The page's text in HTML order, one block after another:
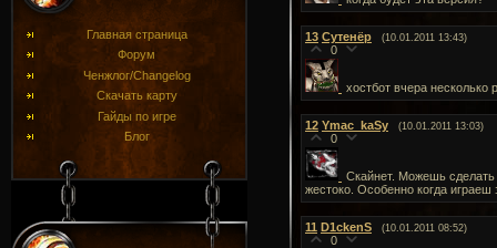
Главная страница
Форум
Ченжлог/Changelog
Скачать карту
Гайды по игре
Блог
13 Сутенёр (10.01.2011 13:43)
0
хостбот вчера несколько
12 Ymac_kaSy (10.01.2011 13:03)
0
Скайнет. Можешь сделать
жестоко. Особенно когда
11 D1ckenS (10.01.2011 08:52)
0